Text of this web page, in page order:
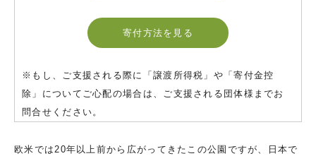
寄付方法を見る
※もし、ご支援される際に「譲渡所得税」や「寄付金控
除」についてご心配の場合は、ご支援される団体様までお
問合せください。
欧米では20年以上前から広がってきたこの公園ですが、日本で